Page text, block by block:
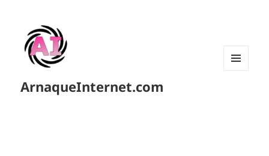
ArnaqueInternet.com